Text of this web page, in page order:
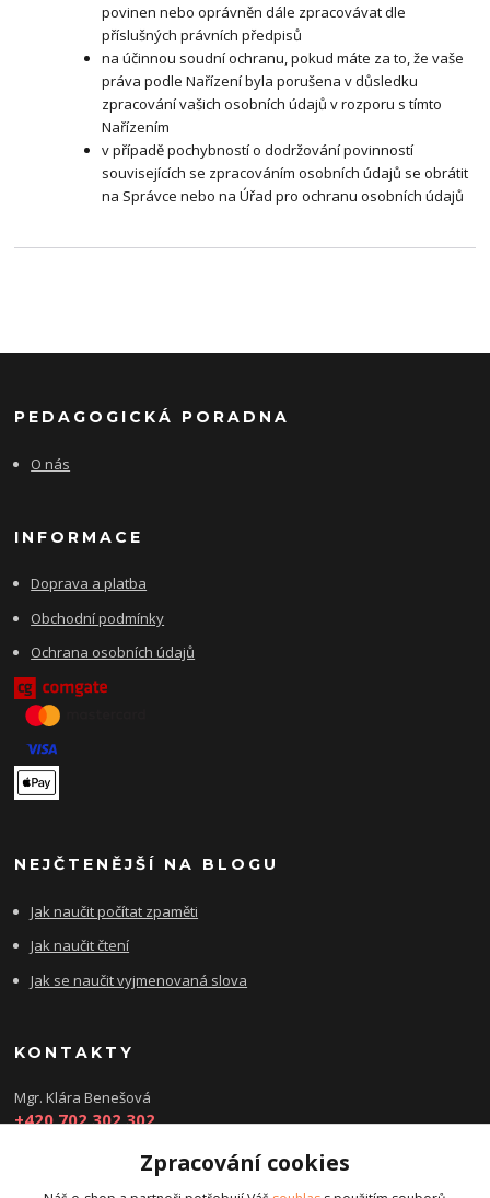
povinen nebo oprávněn dále zpracovávat dle
příslušných právních předpisů
na účinnou soudní ochranu, pokud máte za to, že vaše
práva podle Nařízení byla porušena v důsledku
zpracování vašich osobních údajů v rozporu s tímto
Nařízením
v případě pochybností o dodržování povinností
souvisejících se zpracováním osobních údajů se obrátit
na Správce nebo na Úřad pro ochranu osobních údajů
PEDAGOGICKÁ PORADNA
O nás
INFORMACE
Doprava a platba
Obchodní podmínky
Ochrana osobních údajů
NEJČTENĚJŠÍ NA BLOGU
Jak naučit počítat zpaměti
Jak naučit čtení
Jak se naučit vyjmenovaná slova
KONTAKTY
Mgr. Klára Benešová
+420 702 302 302
kbenesovaporadna@seznam.cz
Zpracování cookies